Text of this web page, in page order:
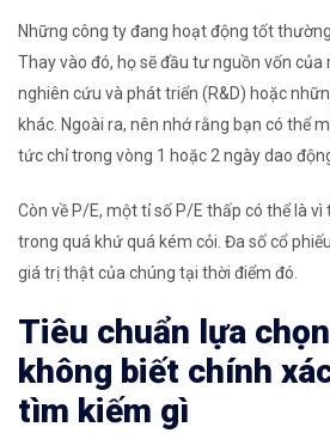
Những công ty đang hoạt động tốt
Thay vào đó, họ sẽ đầu tư nguồn vốn
nghiên cứu và phát triển (R&D) hoặc
khác. Ngoài ra, nên nhớ rằng bạn có thể
tức chỉ trong vòng 1 hoặc 2 ngày dao
Còn về P/E, một tỉ số P/E thấp có thể là vì
trong quá khứ quá kém cỏi. Đa số cổ
giá trị thật của chúng tại thời điểm đó.
Tiêu chuẩn lựa
không biết chính
tìm kiếm gì